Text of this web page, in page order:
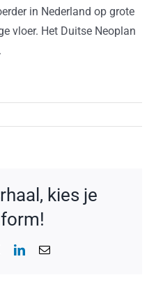
in Nederland op grote
vloer. Het Duitse Neoplan
kies je
LinkedIn
E-